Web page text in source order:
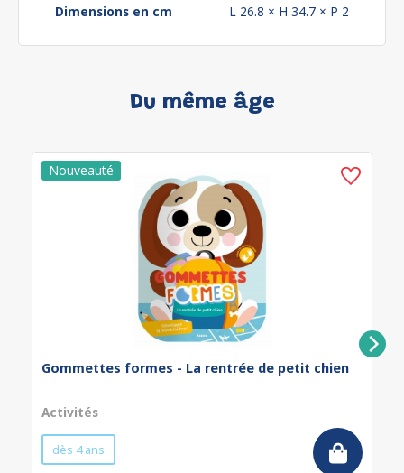
Dimensions en cm
L 26.8 × H 34.7 × P 2
Du même âge
Gommettes formes - La rentrée de petit chien
Activités
dès 4 ans